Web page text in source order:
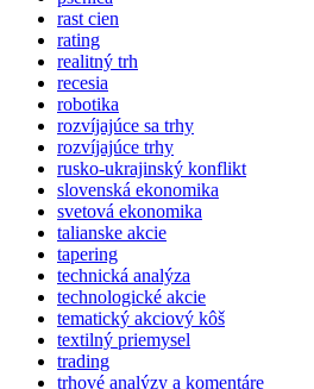
rast cien
rating
realitný trh
recesia
robotika
rozvíjajúce sa trhy
rozvíjajúce trhy
rusko-ukrajinský konflikt
slovenská ekonomika
svetová ekonomika
talianske akcie
tapering
technická analýza
technologické akcie
tematický akciový kôš
textilný priemysel
trading
trhové analýzy a komentáre